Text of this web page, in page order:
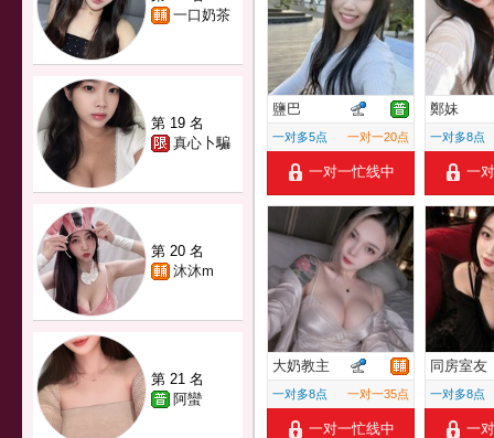
一口奶茶
第 19 名
真心卜騙
第 20 名
沐沐m
第 21 名
阿蠻
鹽巴
一对多5点 一对一20点
一对一忙线中
鄭妹
一对多8点
一
大奶教主
一对多8点 一对一35点
一对一忙线中
同房室友
一对多8点
一